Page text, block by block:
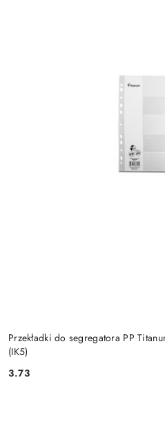
Przekładki do segregatora PP
(IK5)
Cena:
3.73